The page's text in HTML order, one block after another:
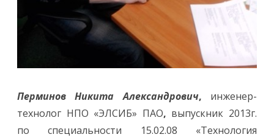
Перминов Никита Александрович, инженер-
технолог НПО «ЭЛСИБ» ПАО, выпускник 2013г.
по специальности 15.02.08 «Технология